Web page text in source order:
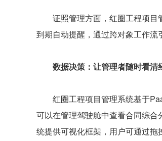
证照管理方面，红圈工程项目
到期自动提醒，通过跨对象工作流
数据决策：让管理者随时看清
红圈工程项目管理系统基于
可以在管理驾驶舱中查看合同综
统提供可视化框架，用户可通过